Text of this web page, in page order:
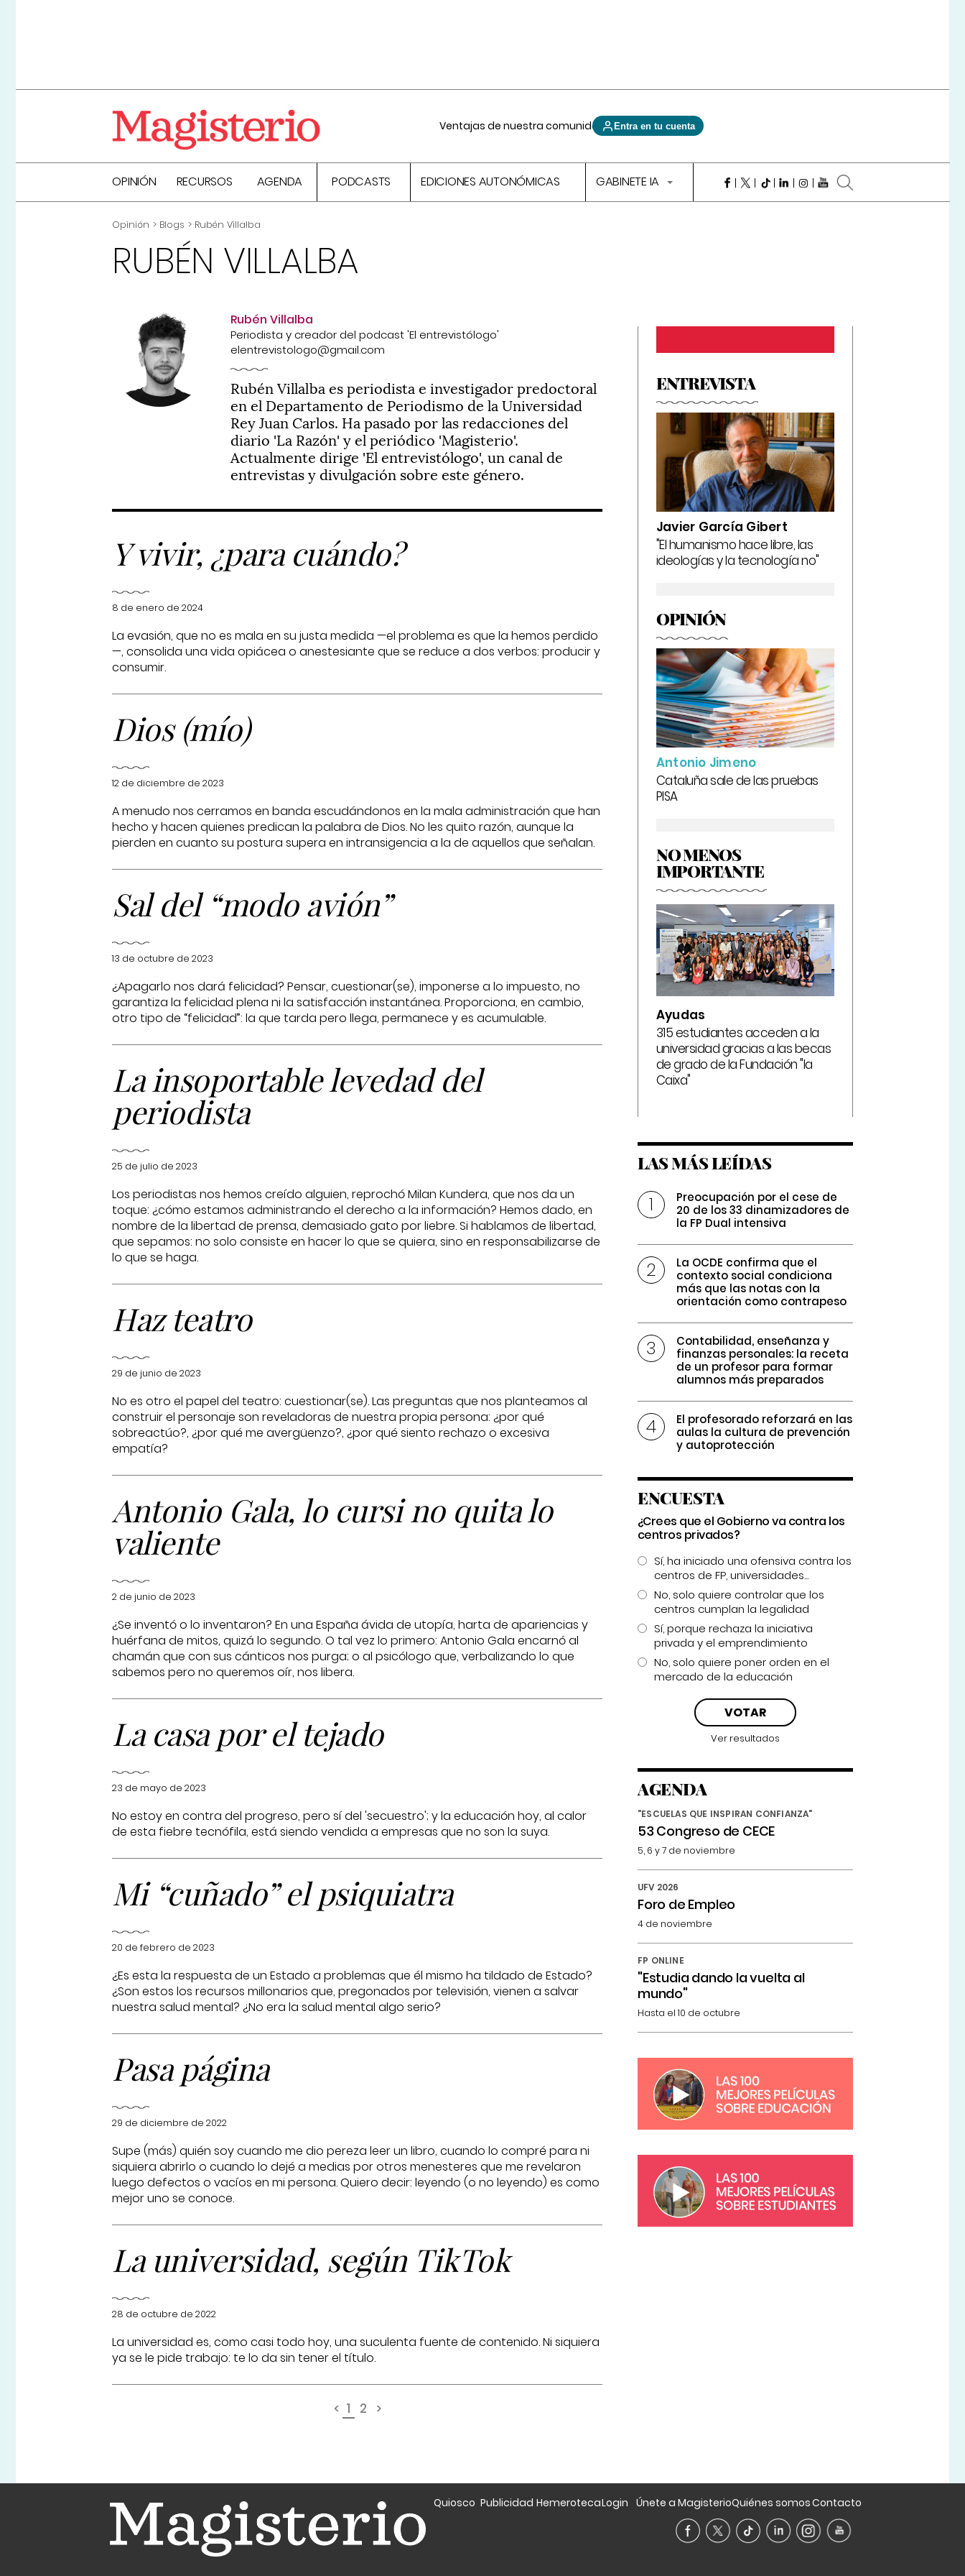
Ventajas de nuestra comunidad Entra en tu cuenta
OPINIÓN RECURSOS AGENDA PODCASTS EDICIONES AUTONÓMICAS GABINETE IA
Opinión Blogs Rubén Villalba
RUBÉN VILLALBA
Rubén Villalba
Periodista y creador del podcast 'El entrevistólogo'
elentrevistologo@gmail.com
Rubén Villalba es periodista e investigador predoctoral
en el Departamento de Periodismo de la Universidad
Rey Juan Carlos. Ha pasado por las redacciones del
diario 'La Razón' y el periódico 'Magisterio'.
Actualmente dirige 'El entrevistólogo', un canal de
entrevistas y divulgación sobre este género.
Y vivir, ¿para cuándo?
8 de enero de 2024
La evasión, que no es mala en su justa medida —el problema es que la hemos perdido
—, consolida una vida opiácea o anestesiante que se reduce a dos verbos: producir y
consumir.
Dios (mío)
12 de diciembre de 2023
A menudo nos cerramos en banda escudándonos en la mala administración que han
hecho y hacen quienes predican la palabra de Dios. No les quito razón, aunque la
pierden en cuanto su postura supera en intransigencia a la de aquellos que señalan.
Sal del “modo avión”
13 de octubre de 2023
¿Apagarlo nos dará felicidad? Pensar, cuestionar(se), imponerse a lo impuesto, no
garantiza la felicidad plena ni la satisfacción instantánea. Proporciona, en cambio,
otro tipo de “felicidad”: la que tarda pero llega, permanece y es acumulable.
La insoportable levedad del
periodista
25 de julio de 2023
Los periodistas nos hemos creído alguien, reprochó Milan Kundera, que nos da un
toque: ¿cómo estamos administrando el derecho a la información? Hemos dado, en
nombre de la libertad de prensa, demasiado gato por liebre. Si hablamos de libertad,
que sepamos: no solo consiste en hacer lo que se quiera, sino en responsabilizarse de
lo que se haga.
Haz teatro
29 de junio de 2023
No es otro el papel del teatro: cuestionar(se). Las preguntas que nos planteamos al
construir el personaje son reveladoras de nuestra propia persona: ¿por qué
sobreactúo?, ¿por qué me avergüenzo?, ¿por qué siento rechazo o excesiva
empatía?
Antonio Gala, lo cursi no quita lo
valiente
2 de junio de 2023
¿Se inventó o lo inventaron? En una España ávida de utopía, harta de apariencias y
huérfana de mitos, quizá lo segundo. O tal vez lo primero: Antonio Gala encarnó al
chamán que con sus cánticos nos purga; o al psicólogo que, verbalizando lo que
sabemos pero no queremos oír, nos libera.
La casa por el tejado
23 de mayo de 2023
No estoy en contra del progreso, pero sí del 'secuestro'; y la educación hoy, al calor
de esta fiebre tecnófila, está siendo vendida a empresas que no son la suya.
Mi “cuñado” el psiquiatra
20 de febrero de 2023
¿Es esta la respuesta de un Estado a problemas que él mismo ha tildado de Estado?
¿Son estos los recursos millonarios que, pregonados por televisión, vienen a salvar
nuestra salud mental? ¿No era la salud mental algo serio?
Pasa página
29 de diciembre de 2022
Supe (más) quién soy cuando me dio pereza leer un libro, cuando lo compré para ni
siquiera abrirlo o cuando lo dejé a medias por otros menesteres que me revelaron
luego defectos o vacíos en mi persona. Quiero decir: leyendo (o no leyendo) es como
mejor uno se conoce.
La universidad, según TikTok
28 de octubre de 2022
La universidad es, como casi todo hoy, una suculenta fuente de contenido. Ni siquiera
ya se le pide trabajo: te lo da sin tener el título.
< 1 2 >
ENTREVISTA
Javier García Gibert
"El humanismo hace libre, las
ideologías y la tecnología no"
OPINIÓN
Antonio Jimeno
Cataluña sale de las pruebas
PISA
NO MENOS
IMPORTANTE
Ayudas
315 estudiantes acceden a la
universidad gracias a las becas
de grado de la Fundación "la
Caixa"
LAS MÁS LEÍDAS
Preocupación por el cese de
20 de los 33 dinamizadores de
la FP Dual intensiva
La OCDE confirma que el
contexto social condiciona
más que las notas con la
orientación como contrapeso
Contabilidad, enseñanza y
finanzas personales: la receta
de un profesor para formar
alumnos más preparados
El profesorado reforzará en las
aulas la cultura de prevención
y autoprotección
ENCUESTA
¿Crees que el Gobierno va contra los
centros privados?
Sí, ha iniciado una ofensiva contra los
centros de FP, universidades...
No, solo quiere controlar que los
centros cumplan la legalidad
Sí, porque rechaza la iniciativa
privada y el emprendimiento
No, solo quiere poner orden en el
mercado de la educación
Ver resultados
AGENDA
"ESCUELAS QUE INSPIRAN CONFIANZA"
53 Congreso de CECE
5, 6 y 7 de noviembre
UFV 2026
Foro de Empleo
4 de noviembre
FP ONLINE
"Estudia dando la vuelta al
mundo"
Hasta el 10 de octubre
Quiosco Publicidad HemerotecaLogin Únete a MagisterioQuiénes somosContacto